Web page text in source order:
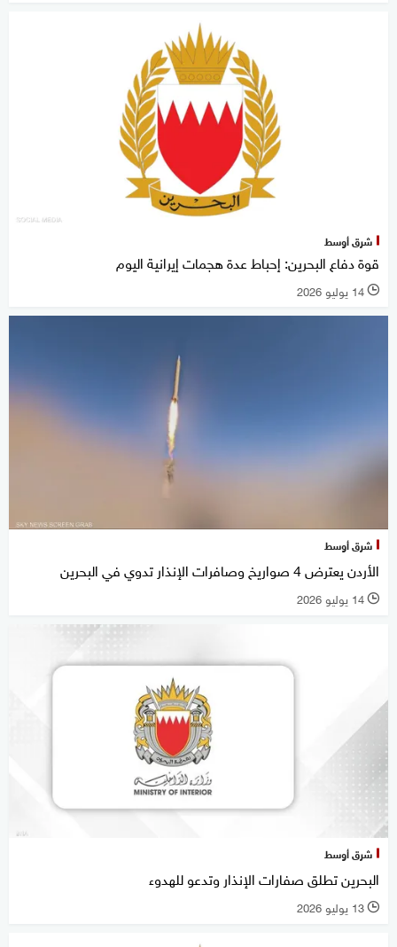
شرق أوسط
قوة دفاع البحرين: إحباط عدة هجمات إيرانية اليوم
l 14 يوليو 2026
شرق أوسط
الأردن يعترض 4 صواريخ وصافرات الإنذار تدوي في البحرين
l 14 يوليو 2026
شرق أوسط
البحرين تطلق صفارات الإنذار وتدعو للهدوء
l 13 يوليو 2026